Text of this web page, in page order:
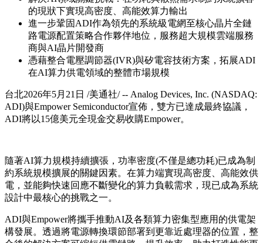
的現狀下實現高密度、高能效算力輸出
進一步鞏固ADI作為領先的系統級電網至核心晶片全鏈
路電源配置策略合作夥伴地位，服務超大規模雲端服務
商與AI晶片開發商
憑藉整合電壓調節器(IVR)與矽電容技術方案，拓展ADI
在AI算力供電領域的整體市場規模
台北2026年5月21日 /美通社/ -- Analog Devices, Inc. (NASDAQ:
ADI)與Empower Semiconductor宣佈，雙方已達成最終協議，
ADI將以15億美元全現金交易收購Empower。
隨著AI算力規模持續擴張，功率密度(不僅是總功耗)已成為制
約系統規模擴展的關鍵因素。在算力端實現高密度、高能效供
電，並能夠快速回應不斷變化的算力負載需求，現已成為系統
設計中最核心的挑戰之一。
ADI與Empower將攜手推動AI及各類算力密集型應用的供電架
構發展。透過將電源轉換環節部署到更靠近處理器的位置，整